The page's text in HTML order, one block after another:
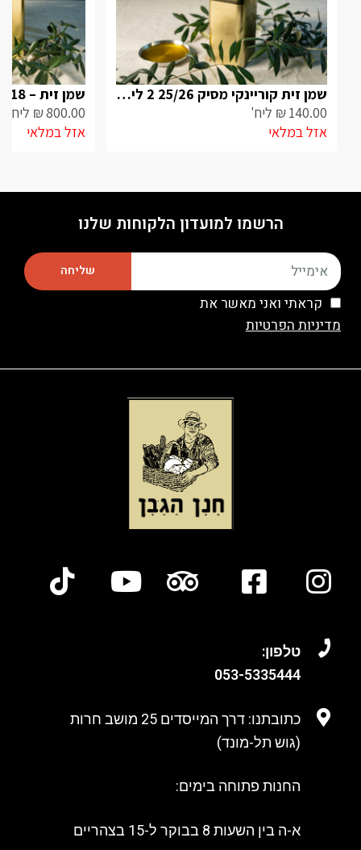
שמן זית קוריינקי מסיק 25/26 2 ליטר
₪140.00
ליח'
אזל במלאי
שמן זית – 18 ליטר ברנע פישולין
₪800.00
ליח'
אזל במלאי
הרשמו למועדון הלקוחות שלנו
קראתי ואני מאשר את
מדיניות הפרטיות
שליחה
טלפון:
053-5335444
כתובתנו: דרך המייסדים 25 מושב חרות
(גוש תל-מונד)
החנות פתוחה בימים:
א-ה בין השעות 8 בבוקר ל-15 בצהריים